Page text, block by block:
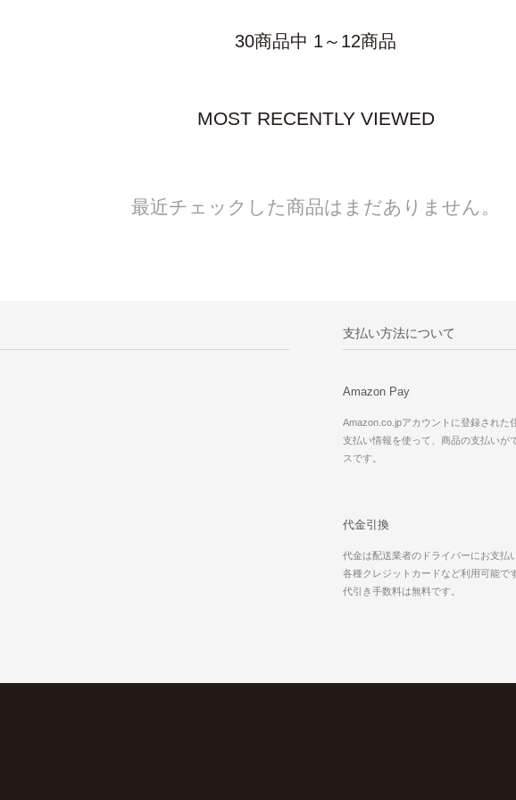
30商品中 1～12商品
MOST RECENTLY VIEWED
最近チェックした商品はまだありません。
支払い方法について
Amazon Pay
Amazon.co.jpアカウントに登録された
支払い情報を使って、商品の支払いが
スです。
代金引換
代金は配送業者のドライバーにお支払
各種クレジットカードなど利用可能です
代引き手数料は無料です。